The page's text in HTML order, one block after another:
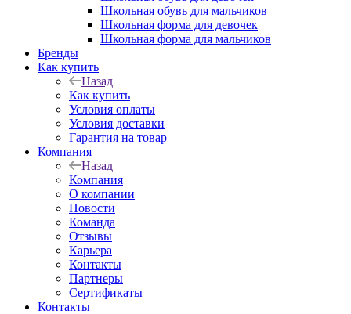
Школьная обувь для мальчиков
Школьная форма для девочек
Школьная форма для мальчиков
Бренды
Как купить
Назад
Как купить
Условия оплаты
Условия доставки
Гарантия на товар
Компания
Назад
Компания
О компании
Новости
Команда
Отзывы
Карьера
Контакты
Партнеры
Сертификаты
Контакты